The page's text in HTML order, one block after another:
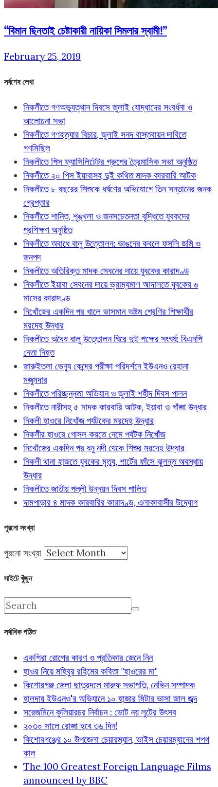
“বিমান ছিনতাই চেষ্টাকারী নায়িকা সিমলার স্বামী!”
February 25, 2019
সর্বশেষ লেখা
নিকলীতে গণঅভ্যুত্থান দিবসে জুলাই যোদ্ধাদের সংবর্ধনা ও
আলোচনা সভা
নিকলীতে গণহত্যার বিচার, জুলাই সনদ বাস্তবায়ন দাবিতে
গণমিছিল
নিকলীতে পিস ফ্যাসিলিটেটর গ্রুপের ত্রৈমাসিক সভা অনুষ্ঠিত
নিকলীতে ২০ পিস ইয়াবাসহ দুই কথিত মাদক কারবারি আটক
নিকলীতে ৮ বছরের শিশুকে ধর্ষণের অভিযোগে তিন সন্তানের জনক
গ্রেপ্তার
নিকলীতে শান্তি, শৃঙ্খলা ও জনসচেতনতা বৃদ্ধিতে যুবকদের
প্রশিক্ষণ অনুষ্ঠিত
নিকলীতে অবাধে বালু উত্তোলন: ভাঙনের কবলে ফসলি জমি ও
জনপদ
নিকলীতে অতিরিক্ত মাদক সেবনের দায়ে যুবকের কারাদণ্ড
নিকলীতে ইয়াবা সেবনের দায়ে ভ্রাম্যমাণ আদালতে যুবকের ৬
মাসের কারাদণ্ড
নিখোঁজের একদিন পর খালে ভাসমান অষ্টম শ্রেণির শিক্ষার্থীর
মরদেহ উদ্ধার
নিকলীতে অবৈধ বালু উত্তোলন ঘিরে দুই পক্ষের সংঘর্ষ: বিএনপি
নেতা নিহত
জারুইতলা ভেন্যু কেন্দ্রে পরীক্ষা পরিদর্শনে ইউএনও রেহানা
মজুমদার
নিকলীতে পরিচ্ছন্নতা অভিযান ও জুলাই শহীদ দিবস পালন
নিকলীতে নারীসহ ৫ মাদক কারবারি আটক, ইয়াবা ও গাঁজা উদ্ধার
নিকলী হাওরে নিখোঁজ পর্যটকের মরদেহ উদ্ধার
নিকলীর হাওরে গোসল করতে নেমে পর্যটক নিখোঁজ
নিখোঁজের একদিন পর ধনু নদী থেকে শিশুর মরদেহ উদ্ধার
নিকলী থানা হাজতে যুবকের মৃত্যু, শার্টের ফাঁসে ঝুলন্ত অবস্থায়
উদ্ধার
নিকলীতে জাতীয় পল্লী উন্নয়ন দিবস পালিত
দামপাড়ার ৪ মাদক কারবারির কারাদণ্ড, এলাকাবাসীর উদ্যোগ
পুরনো সংখ্যা
পুরনো সংখ্যা
সাইটে খুঁজুন
সর্বাধিক পঠিত
একশিরা রোগের কারণ ও প্রতিকার জেনে নিন
হাওর নিয়ে মহিবুর রহিমের কবিতা "হাওরের মা"
কিশোরগঞ্জ জেলা ছাত্রদলে মারুফ সভাপতি, নেভিন সম্পাদক
হালদায় ইউএনও'র অভিযানে ১০ হাজার মিটার ভাসা জাল জব্দ
সরেজমিনে কুলিয়ারচর নির্বাচন : ভোট নয় লুটের উৎসব
২০৩০ সালে রোজা হবে ৩৬ দিন!
কিশোরগঞ্জের ১০ উপজেলা চেয়ারম্যান, ভাইস চেয়ারম্যানের শপথ
কাল
The 100 Greatest Foreign Language Films
announced by BBC